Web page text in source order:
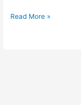
قضايا
Read More »